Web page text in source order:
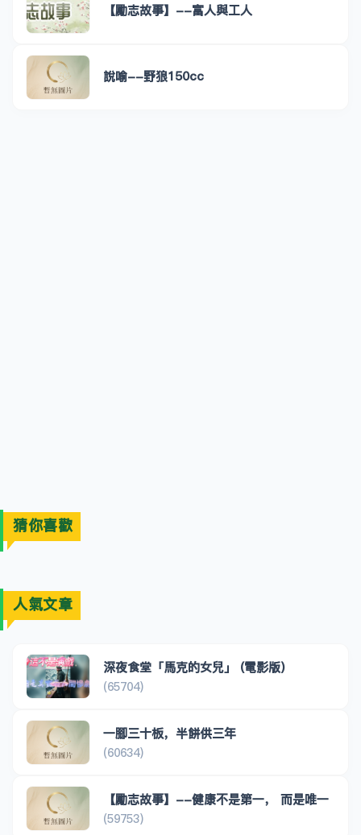
【勵志故事】--富人與工人
說喻--野狼150cc
猜你喜歡
人氣文章
深夜食堂「馬克的女兒」 (電影版)
(65704)
一腳三十板，半餅供三年
(60634)
【勵志故事】--健康不是第一， 而是唯一
(59753)